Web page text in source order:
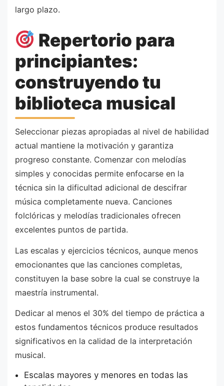
largo plazo.
Repertorio para
principiantes:
construyendo tu
biblioteca musical
Seleccionar piezas apropiadas al nivel de habilidad
actual mantiene la motivación y garantiza
progreso constante. Comenzar con melodías
simples y conocidas permite enfocarse en la
técnica sin la dificultad adicional de descifrar
música completamente nueva. Canciones
folclóricas y melodías tradicionales ofrecen
excelentes puntos de partida.
Las escalas y ejercicios técnicos, aunque menos
emocionantes que las canciones completas,
constituyen la base sobre la cual se construye la
maestría instrumental.
Dedicar al menos el 30% del tiempo de práctica a
estos fundamentos técnicos produce resultados
significativos en la calidad de la interpretación
musical.
Escalas mayores y menores en todas las